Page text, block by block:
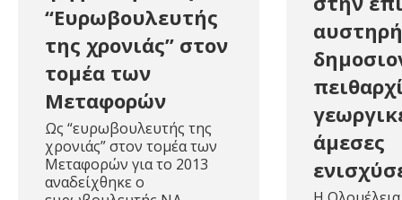
“Ευρωβουλευτής
της χρονιάς” στον
τομέα των
Μεταφορών
Ως “ευρωβουλευτής της
χρονιάς” στον τομέα των
Μεταφορών για το 2013
αναδείχθηκε ο
άμεσες